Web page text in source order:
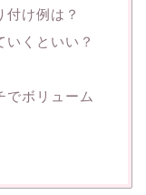
付け例は？
くといい？
でボリューム